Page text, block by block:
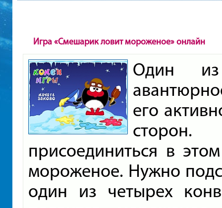
Игра «Смешарик ловит мороженое» онлайн
Один
его
присоединиться в
мороженое. Нужно
один из четырех